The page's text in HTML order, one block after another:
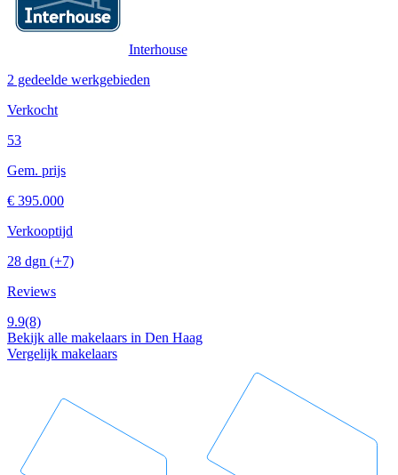
Interhouse
2 gedeelde werkgebieden
Verkocht
53
Gem. prijs
€ 395.000
Verkooptijd
28 dgn (+7)
Reviews
9.9(8)
Bekijk alle makelaars in Den Haag
Vergelijk makelaars